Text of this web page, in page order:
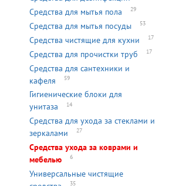
Средства для мытья пола 29
Средства для мытья посуды 53
Средства чистящие для кухни 17
Средства для прочистки труб 17
Средства для сантехники и
кафеля
59
Гигиенические блоки для
унитаза
14
Средства для ухода за стеклами и
зеркалами
27
Средства ухода за коврами и
мебелью
6
Универсальные чистящие
35